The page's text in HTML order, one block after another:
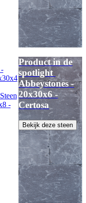
-
Product in de
spotlight
Abbeystones -
20x30x6 -
Certosa
Bekijk deze steen